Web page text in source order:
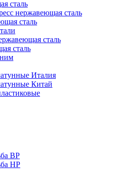
сталь
нержавеющая сталь
сталь
сталь
сталь
Италия
Китай
ВР
НР